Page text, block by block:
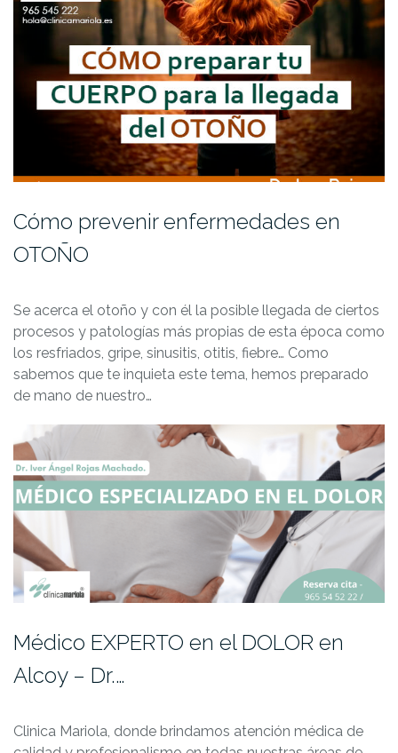
Cómo prevenir enfermedades en
OTOÑO
Se acerca el otoño y con él la posible llegada de ciertos
procesos y patologías más propias de esta época como
los resfriados, gripe, sinusitis, otitis, fiebre… Como
sabemos que te inquieta este tema, hemos preparado
de mano de nuestro…
Médico EXPERTO en el DOLOR en
Alcoy – Dr.…
Clinica Mariola, donde brindamos atención médica de